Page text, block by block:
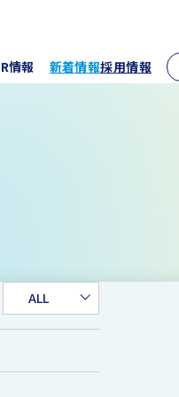
情報 新着情報採用情報
ALL